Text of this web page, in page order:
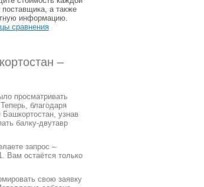
поставщика, а также
информацию.
сравнения
–
просматривать
благодаря
узнав
балку-двутавр
запрос –
Вам остаётся только
свою заявку